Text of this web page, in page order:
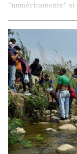
“numéricamente”